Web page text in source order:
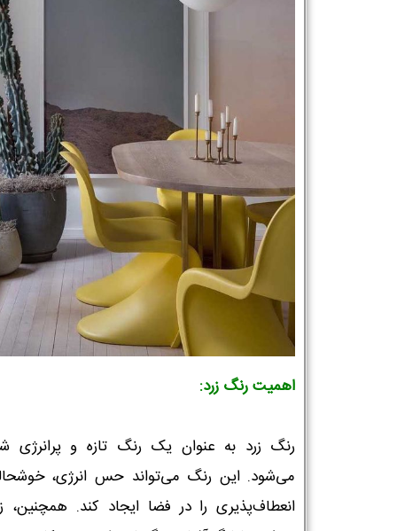
اهمیت رنگ زرد:
رنگ زرد به عنوان یک رنگ تازه و پرانرژی
می‌شود. این رنگ می‌تواند حس انرژی،
انعطاف‌پذیری را در فضا ایجاد کند. همچنین،